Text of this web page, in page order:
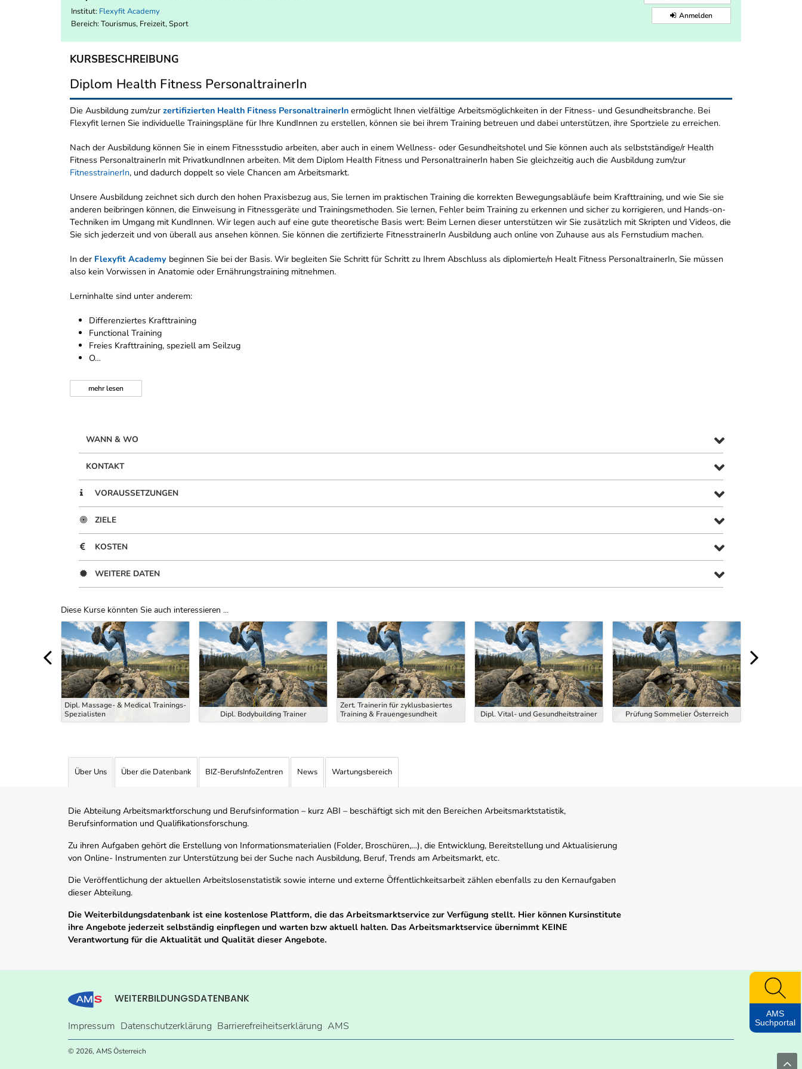
Institut: Flexyfit Academy
Bereich: Tourismus, Freizeit, Sport
Anmelden
KURSBESCHREIBUNG
Diplom Health Fitness PersonaltrainerIn
Die Ausbildung zum/zur zertifizierten Health Fitness PersonaltrainerIn ermöglicht Ihnen vielfältige Arbeitsmöglichkeiten in der Fitness- und Gesundheitsbranche. Bei
Flexyfit lernen Sie individuelle Trainingspläne für Ihre KundInnen zu erstellen, können sie bei ihrem Training betreuen und dabei unterstützen, ihre Sportziele zu erreichen.
Nach der Ausbildung können Sie in einem Fitnessstudio arbeiten, aber auch in einem Wellness- oder Gesundheitshotel und Sie können auch als selbstständige/r Health
Fitness PersonaltrainerIn mit PrivatkundInnen arbeiten. Mit dem Diplom Health Fitness und PersonaltrainerIn haben Sie gleichzeitig auch die Ausbildung zum/zur
FitnesstrainerIn, und dadurch doppelt so viele Chancen am Arbeitsmarkt.
Unsere Ausbildung zeichnet sich durch den hohen Praxisbezug aus, Sie lernen im praktischen Training die korrekten Bewegungsabläufe beim Krafttraining, und wie Sie sie
anderen beibringen können, die Einweisung in Fitnessgeräte und Trainingsmethoden. Sie lernen, Fehler beim Training zu erkennen und sicher zu korrigieren, und Hands-on-
Techniken im Umgang mit KundInnen. Wir legen auch auf eine gute theoretische Basis wert: Beim Lernen dieser unterstützen wir Sie zusätzlich mit Skripten und Videos, die
Sie sich jederzeit und von überall aus ansehen können. Sie können die zertifizierte FitnesstrainerIn Ausbildung auch online von Zuhause aus als Fernstudium machen.
In der Flexyfit Academy beginnen Sie bei der Basis. Wir begleiten Sie Schritt für Schritt zu Ihrem Abschluss als diplomierte/n Healt Fitness PersonaltrainerIn, Sie müssen
also kein Vorwissen in Anatomie oder Ernährungstraining mitnehmen.
Lerninhalte sind unter anderem:
Differenziertes Krafttraining
Functional Training
Freies Krafttraining, speziell am Seilzug
O…
mehrlesen
WANN & WO
KONTAKT
VORAUSSETZUNGEN
ZIELE
KOSTEN
WEITERE DATEN
Diese Kurse könnten Sie auch interessieren ...
Uber Weiterbildungsvorschläge
Dipl. Massage- & Medical Trainings-
Spezialisten
Dipl. Bodybuilding Trainer
Zert. Trainerin für zyklusbasiertes
Training & Frauengesundheit
Dipl. Vital- und Gesundheitstrainer Prüfung Sommelier Österreich
Über Uns Über die Datenbank BIZ-BerufsInfoZentren News Wartungsbereich
Die Abteilung Arbeitsmarktforschung und Berufsinformation – kurz ABI – beschäftigt sich mit den Bereichen Arbeitsmarktstatistik,
Berufsinformation und Qualifikationsforschung.
Zu ihren Aufgaben gehört die Erstellung von Informationsmaterialien (Folder, Broschüren,…), die Entwicklung, Bereitstellung und Aktualisierung
von Online- Instrumenten zur Unterstützung bei der Suche nach Ausbildung, Beruf, Trends am Arbeitsmarkt, etc.
Die Veröffentlichung der aktuellen Arbeitslosenstatistik sowie interne und externe Öffentlichkeitsarbeit zählen ebenfalls zu den Kernaufgaben
dieser Abteilung.
Die Weiterbildungsdatenbank ist eine kostenlose Plattform, die das Arbeitsmarktservice zur Verfügung stellt. Hier können Kursinstitute
ihre Angebote jederzeit selbständig einpflegen und warten bzw aktuell halten. Das Arbeitsmarktservice übernimmt KEINE
Verantwortung für die Aktualität und Qualität dieser Angebote.
WEITERBILDUNGSDATENBANK
Impressum Datenschutzerklärung Barrierefreiheitserklärung AMS
© 2026, AMS Österreich
AMS
Suchportal